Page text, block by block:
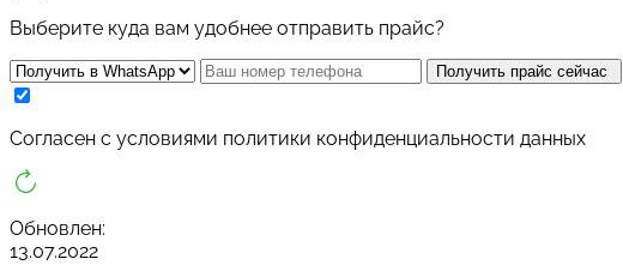
Выберите куда вам удобнее отправить прайс?
Получить прайс сейчас
Cогласен с условиями политики конфиденциальности данных
Обновлен:
13.07.2022